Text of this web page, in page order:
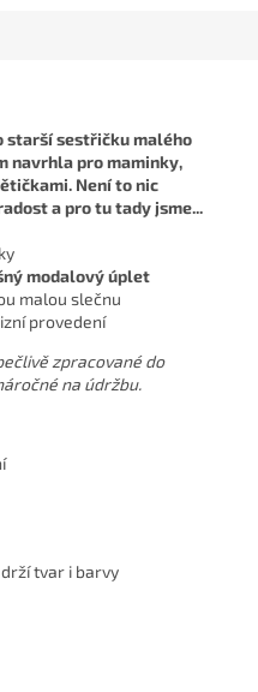
starší sestřičku malého
navrhla pro maminky,
Není to nic
a pro tu tady jsme...
modalový úplet
malou slečnu
provedení
zpracované do
na údržbu.
tvar i barvy